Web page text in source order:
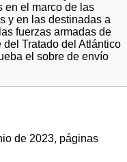
en el marco de las
y en las destinadas a
fuerzas armadas de
del Tratado del Atlántico
el sobre de envío
de 2023, páginas